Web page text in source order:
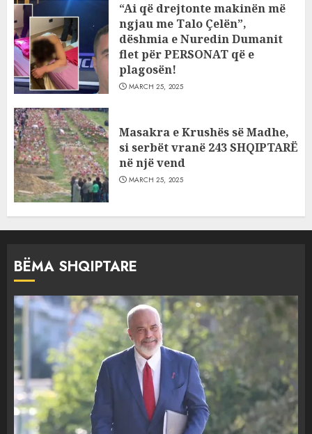
“Ai që drejtonte makinën më
ngjau me Talo Çelën”,
dëshmia e Nuredin Dumanit
flet për PERSONAT që e
plagosën!
MARCH 25, 2025
Masakra e Krushës së Madhe,
si serbët vranë 243 SHQIPTARË
në një vend
MARCH 25, 2025
BËMA SHQIPTARE